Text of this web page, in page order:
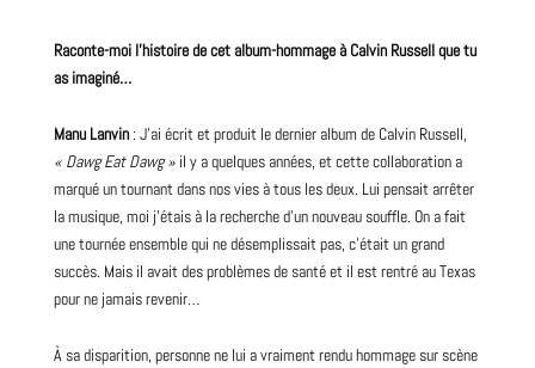
Raconte-moi l’histoire de cet album-hommage à Calvin Russell que tu
as imaginé…
Manu Lanvin: J’ai écrit et produit le dernier album de Calvin Russell,
« Dawg Eat Dawg » il y a quelques années, et cette collaboration a
marqué un tournant dans nos vies à tous les deux. Lui pensait arrêter
la musique, moi j’étais à la recherche d’unnouveausouffle. On a fait
une tournée ensemble qui ne désemplissait pas, c’était un grand
succès. Mais il avait des problèmes de santé et il est rentré au Texas
pour ne jamais revenir…
À sa disparition, personne ne lui a vraiment rendu hommage sur scène